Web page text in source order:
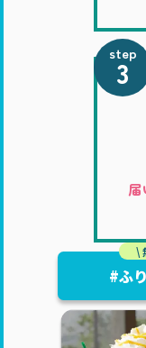
届
step
3
#ふ
\